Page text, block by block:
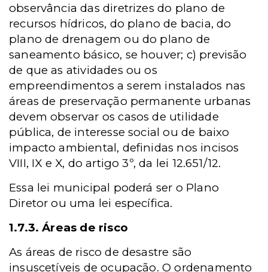
observância das diretrizes do plano de
recursos hídricos, do plano de bacia, do
plano de drenagem ou do plano de
saneamento básico, se houver; c) previsão
de que as atividades ou os
empreendimentos a serem instalados nas
áreas de preservação permanente urbanas
devem observar os casos de utilidade
pública, de interesse social ou de baixo
impacto ambiental, definidas nos incisos
VIII, IX e X, do artigo 3º, da lei 12.651/12.
Essa lei municipal poderá ser o Plano
Diretor ou uma lei específica.
1.7.3. Áreas de risco
As áreas de risco de desastre são
insuscetíveis de ocupação. O ordenamento